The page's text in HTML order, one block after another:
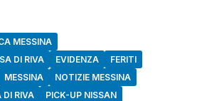
MESSINA
DI RIVA
EVIDENZA
FERITI
MESSINA
NOTIZIE MESSINA
DI RIVA
PICK-UP NISSAN